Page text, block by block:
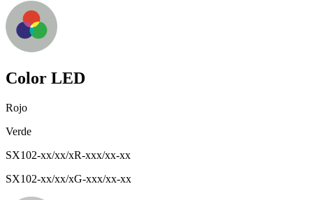
Color LED
Rojo
Verde
SX102-xx/xx/xR-xxx/xx-xx
SX102-xx/xx/xG-xxx/xx-xx